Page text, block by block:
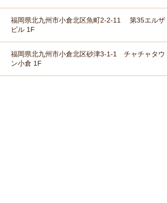
福岡県北九州市小倉北区魚町2-2-11 第35エルザ
ビル 1F
福岡県北九州市小倉北区砂津3-1-1 チャチャタウ
ン小倉 1F